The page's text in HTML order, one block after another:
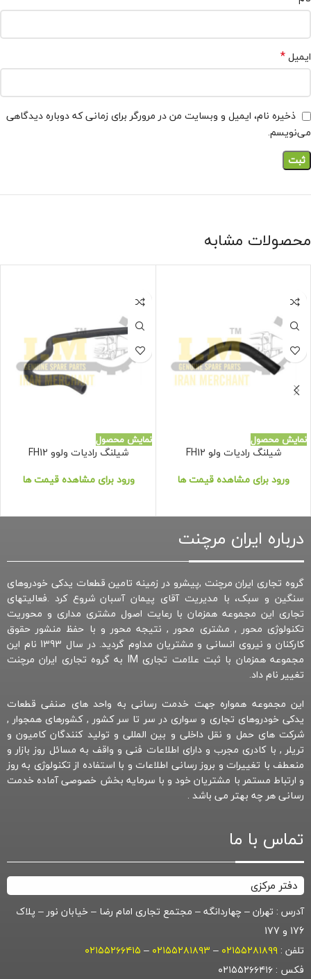
ایمیل*
ذخیره نام، ایمیل و وبسایت من در مرورگر برای زمانی که دوباره دیدگاهی
می‌نویسم.
محصولات مشابه
نمایش محصول
شیلنگ رادیات ولو FH12
ورود برای مشاهده قیمت ها
نمایش محصول
شیلنگ رادیات ولوو FH12
ورود برای مشاهده قیمت ها
درباره ایران مرچنت
گروه تجاری ایران مرچنت ,پیشرو در زمینه تامین قطعات یدکی خودروهای
سنگین و سبک، با مدیریت آقای پیمان آسبان شروع کرد .فعالیتهای
تجاری این مجموعه همزمان با رعایت اصول مشتری مداری و محوریت
تکنولوژی محور , مشتری محور , نتیجه محور و با حفظ منشور حقوق
کارکنان و نیروی انسانی و مشتریان مداوم گردید. در سال 1393 نام این
مجموعه همزمان با ثبت علامت تجاری IM به گروه تجاری ایران مرچنت
تغییر نام داد.
این مجموعه همواره جهت خدمت رسانی به واحد های صنفی قطعات
یدکی خودروهای تجاری و سواری در سر تا سر کشور , کشورهای همجوار ,
شرکت های حمل و نقل داخلی و بین المللی و تولید کنندگان کامیون و
تریلر , با کادری مجرب و دارای اطلاعات فنی و واقف به مسائل روز بازار و
منعطف با تغییرات و بروز رسانی اطلاعات و با استفاده از تکنولوژی به روز
و ارتباط مستمر با مشتریان خود و با سرمایه بخش خصوصی آماده خدمت
رسانی هر چه بهتر می باشد .
تماس با ما
دفتر مرکزی
آدرس : تهران – چهاردانگه – مجتمع تجاری امام رضا – خیابان نور – پلاک
176 و 177
تلفن : ۰۲۱۵۵۲۸۱۸۹۹ – ۰۲۱۵۵۲۸۱۸۹۳ – ۰۲۱۵۵۲۶۶۴۱۵
فکس : ۰۲۱۵۵۲۶۶۴۱۶